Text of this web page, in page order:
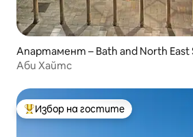
Апартамент – Bath and North East
et
Аби Хайтс
Най-популярен избор на гостите
Избор на гостите